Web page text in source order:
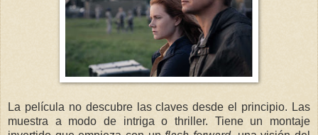
La película no descubre las claves desde el principio. Las
muestra a modo de intriga o thriller. Tiene un montaje